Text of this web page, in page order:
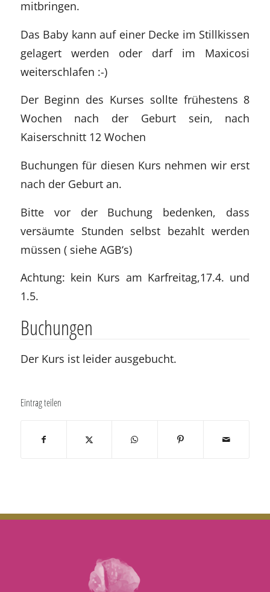
mitbringen.
Das Baby kann auf einer Decke im Stillkissen
gelagert werden oder darf im Maxicosi
weiterschlafen :-)
Der Beginn des Kurses sollte frühestens 8
Wochen nach der Geburt sein, nach
Kaiserschnitt 12 Wochen
Buchungen für diesen Kurs nehmen wir erst
nach der Geburt an.
Bitte vor der Buchung bedenken, dass
versäumte Stunden selbst bezahlt werden
müssen ( siehe AGB‘s)
Achtung: kein Kurs am Karfreitag,17.4. und
1.5.
Buchungen
Der Kurs ist leider ausgebucht.
Eintrag teilen